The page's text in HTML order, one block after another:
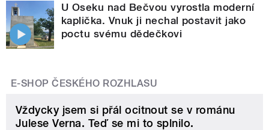
U Oseku nad Bečvou vyrostla moderní
kaplička. Vnuk ji nechal postavit jako
poctu svému dědečkovi
E-SHOP ČESKÉHO ROZHLASU
Vždycky jsem si přál ocitnout se v románu
Julese Verna. Teď se mi to splnilo.